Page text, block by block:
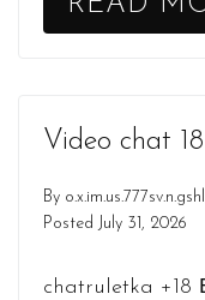
Video chat
By
Posted July 31, 2026
chatruletka +18